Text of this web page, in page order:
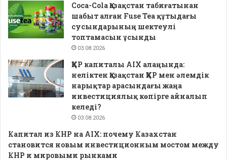
Coca-Cola Қазақстан табиғатынан
шабыт алған Fuse Tea құтыдағы
сусындарының шектеулі
топтамасын ұсынды
03.08.2026
ҚХР капиталы AIX алаңында:
неліктен Қазақстан ҚХР мен әлемдік
нарықтар арасындағы жаңа
инвестициялық көпірге айналып
келеді?
03.08.2026
Капитал из КНР на AIX: почему Казахстан
становится новым инвестиционным мостом между
КНР и мировыми рынками